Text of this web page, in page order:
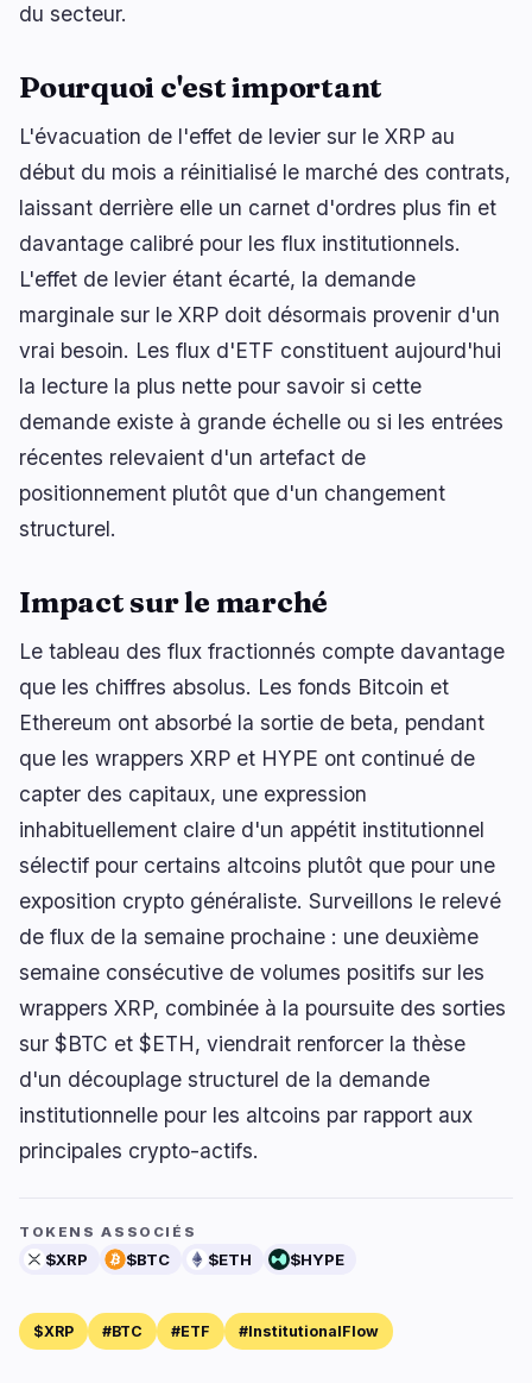
BULLISH
Coinbase propose le trading d'actions
américaines 24/5 aux utilisateurs britanniques
BEARISH il y a 13 minutes
Swell avertit ses utilisateurs avant l’arrêt de son
L2
Coinbase lance le trading d'actions américaines
naviguer ↵ ouvrir fermer
du secteur.
Pourquoi c'est important
L'évacuation de l'effet de levier sur le XRP au
début du mois a réinitialisé le marché des contrats,
laissant derrière elle un carnet d'ordres plus fin et
davantage calibré pour les flux institutionnels.
L'effet de levier étant écarté, la demande
marginale sur le XRP doit désormais provenir d'un
vrai besoin. Les flux d'ETF constituent aujourd'hui
la lecture la plus nette pour savoir si cette
demande existe à grande échelle ou si les entrées
récentes relevaient d'un artefact de
positionnement plutôt que d'un changement
structurel.
Impact sur le marché
Le tableau des flux fractionnés compte davantage
que les chiffres absolus. Les fonds Bitcoin et
Ethereum ont absorbé la sortie de beta, pendant
que les wrappers XRP et HYPE ont continué de
capter des capitaux, une expression
inhabituellement claire d'un appétit institutionnel
sélectif pour certains altcoins plutôt que pour une
exposition crypto généraliste. Surveillons le relevé
de flux de la semaine prochaine : une deuxième
semaine consécutive de volumes positifs sur les
wrappers XRP, combinée à la poursuite des sorties
sur $BTC et $ETH, viendrait renforcer la thèse
d'un découplage structurel de la demande
institutionnelle pour les altcoins par rapport aux
principales crypto-actifs.
TOKENS ASSOCIÉS
$XRP $BTC $ETH $HYPE
$XRP #BTC #ETF #InstitutionalFlow